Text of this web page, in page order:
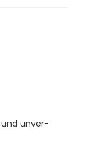
und un­ver­